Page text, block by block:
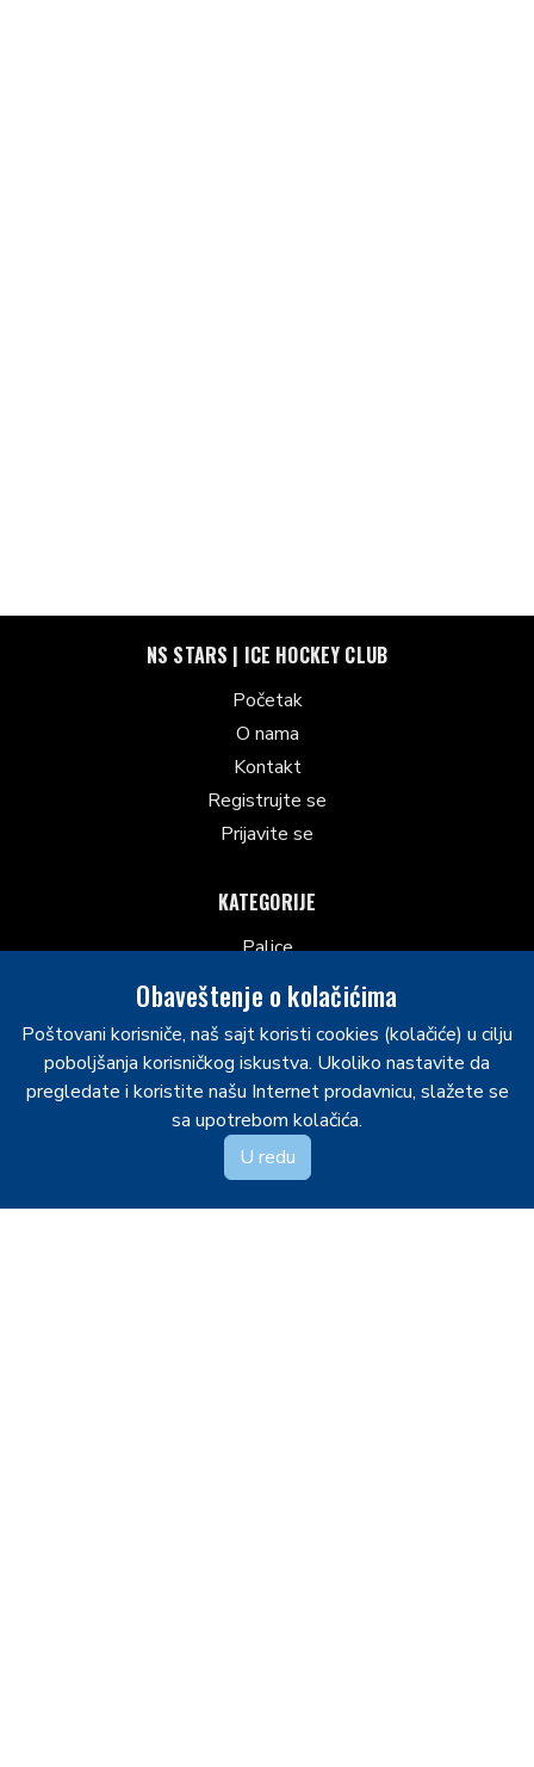
NS STARS | ICE HOCKEY CLUB
Početak
O nama
Kontakt
Registrujte se
Prijavite se
KATEGORIJE
Palice
Šiceri
Kacige sa mrežicom
Ostalo
Klizaljke
Laktobrani
Hokejaške gaće
Rukavice
Hokejaški grudnjaci
Obaveštenje o kolačićima
Poštovani korisniče, naš sajt koristi cookies (kolačiće) u cilju
poboljšanja korisničkog iskustva. Ukoliko nastavite da
pregledate i koristite našu Internet prodavnicu, slažete se
sa upotrebom kolačića.
U redu